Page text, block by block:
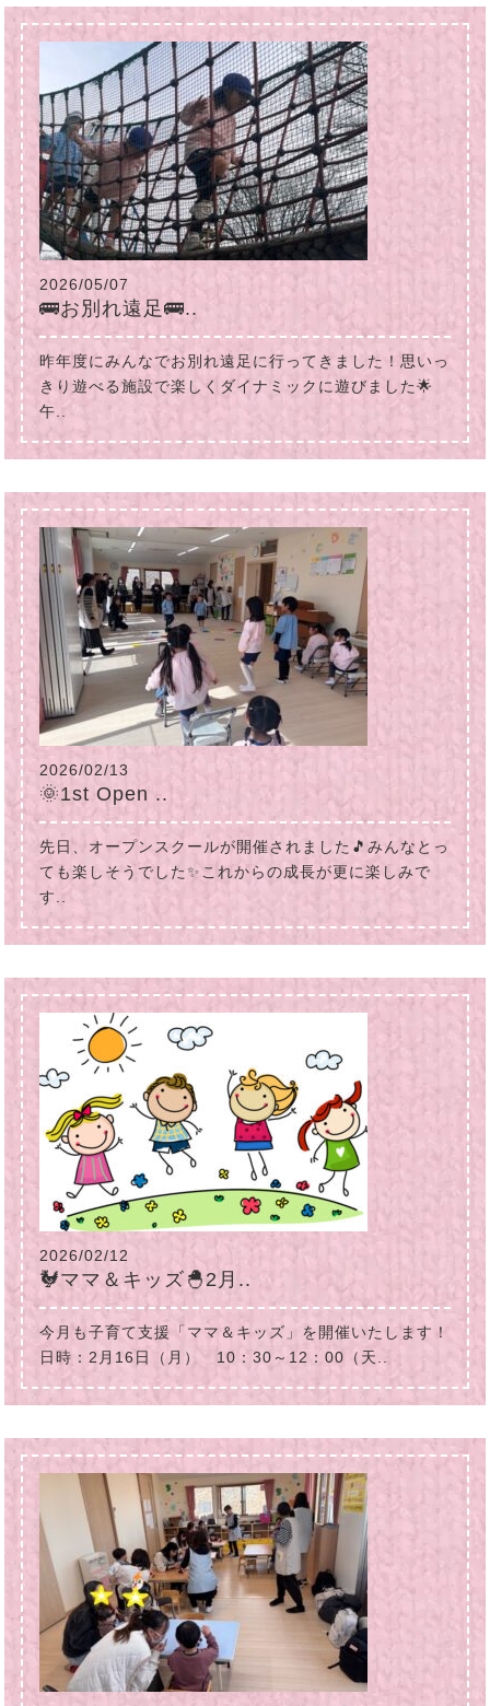
2026/05/07
🚌お別れ遠足🚌..
昨年度にみんなでお別れ遠足に行ってきました！思いっ
きり遊べる施設で楽しくダイナミックに遊びました🌟
午..
2026/02/13
🌞1st Open ..
先日、オープンスクールが開催されました🎵みんなとっ
ても楽しそうでした✨これからの成長が更に楽しみで
す..
2026/02/12
🐓ママ＆キッズ🐣2月..
今月も子育て支援「ママ＆キッズ」を開催いたします！
日時：2月16日（月） 10：30～12：00（天..